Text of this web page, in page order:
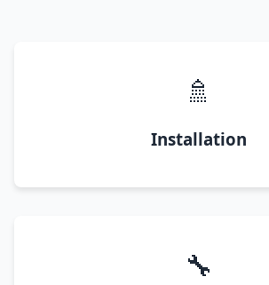
🚿
Installation
🔧